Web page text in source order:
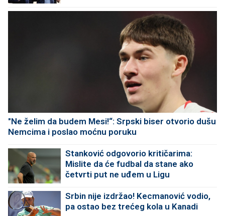
"Ne želim da budem Mesi!“: Srpski biser otvorio dušu
Nemcima i poslao moćnu poruku
Stanković odgovorio kritičarima:
Mislite da će fudbal da stane ako
četvrti put ne uđem u Ligu
Srbin nije izdržao! Kecmanović vodio,
pa ostao bez trećeg kola u Kanadi